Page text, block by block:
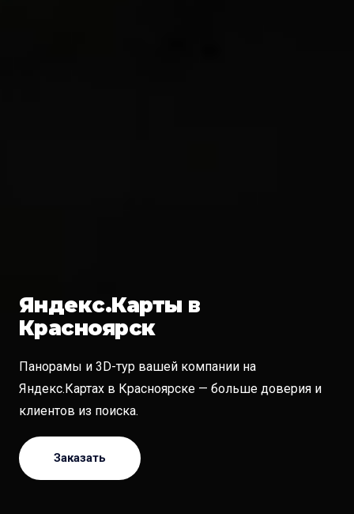
Яндекс.Карты в
Красноярск
Панорамы и 3D-тур вашей компании на
Яндекс.Картах в Красноярске — больше доверия и
клиентов из поиска.
Заказать